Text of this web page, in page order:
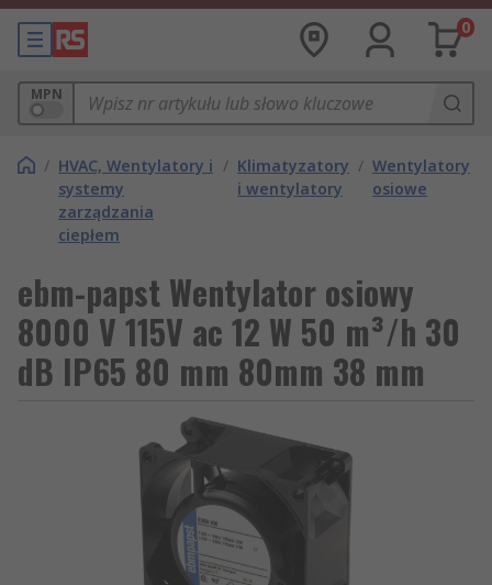
0
MPN
/ HVAC, Wentylatory i
systemy
zarządzania
ciepłem
/ Klimatyzatory
i wentylatory
/ Wentylatory
osiowe
ebm-papst Wentylator osiowy
8000 V 115V ac 12 W 50 m³/h 30
dB IP65 80 mm 80mm 38 mm